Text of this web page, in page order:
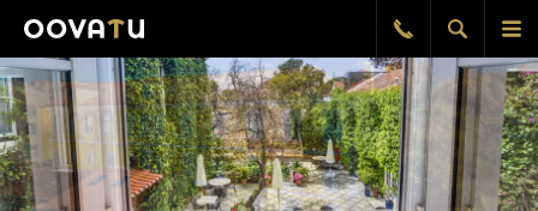
le
Afficher
la
Rappel
gratuit